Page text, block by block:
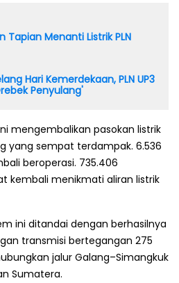
Tapian Menanti Listrik PLN
Hari Kemerdekaan, PLN UP3
Penyulang'
mengembalikan pasokan listrik
yang sempat terdampak. 6.536
beroperasi. 735.406
kembali menikmati aliran listrik
ini ditandai dengan berhasilnya
transmisi bertegangan 275
jalur Galang–Simangkuk
Sumatera.